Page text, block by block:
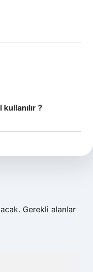
?
Gerekli alanlar